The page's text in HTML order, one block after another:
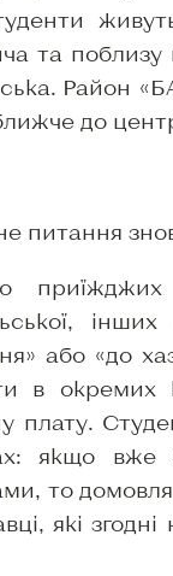
та
Район
до
питання
приїжджих
або «до
в окремих
плату.
якщо
то
які